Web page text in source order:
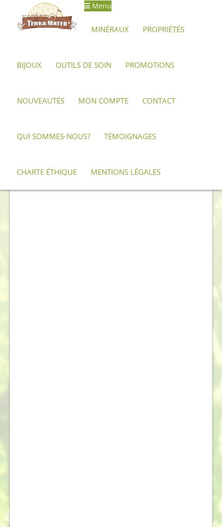
Aller
Aller
au
Menu
MINÉRAUX PROPRIÉTÉS
BIJOUX OUTILS DE SOIN PROMOTIONS
NOUVEAUTÉS MON COMPTE CONTACT
QUI SOMMES-NOUS? TÉMOIGNAGES
CHARTE ÉTHIQUE MENTIONS LÉGALES
Accueil Archives Druse de Cristal de Roche 410 g